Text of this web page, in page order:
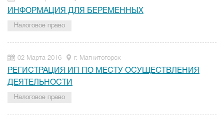
ИНФОРМАЦИЯ ДЛЯ БЕРЕМЕННЫХ
Налоговое право
02 Марта 2016 г. Магнитогорск
РЕГИСТРАЦИЯ ИП ПО МЕСТУ ОСУЩЕСТВЛЕНИЯ
ДЕЯТЕЛЬНОСТИ
Налоговое право